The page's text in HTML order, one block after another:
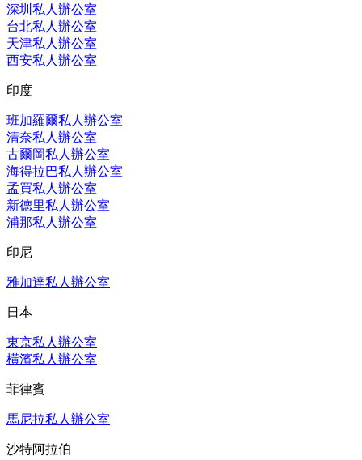
深圳私人辦公室
台北私人辦公室
天津私人辦公室
西安私人辦公室
印度
班加羅爾私人辦公室
清奈私人辦公室
古爾岡私人辦公室
海得拉巴私人辦公室
孟買私人辦公室
新德里私人辦公室
浦那私人辦公室
印尼
雅加達私人辦公室
日本
東京私人辦公室
橫濱私人辦公室
菲律賓
馬尼拉私人辦公室
沙特阿拉伯